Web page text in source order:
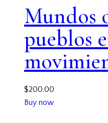
Mundos
pueblos
$200.00
Buy now